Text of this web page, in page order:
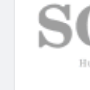
INICIO
EMPRESAS
GUÍA DE COMPRA